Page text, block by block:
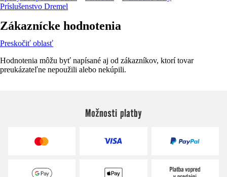
Príslušenstvo Dremel
Zákaznícke hodnotenia
Preskočiť oblasť
Hodnotenia môžu byť napísané aj od zákazníkov, ktorí tovar
preukázateľne nepoužili alebo nekúpili.
Možnosti platby